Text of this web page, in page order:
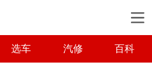
选车 汽修 百科